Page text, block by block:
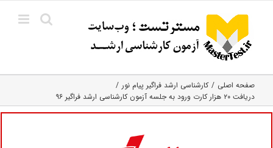
content
صفحه اصلی
کارشناسی ارشد فراگیر پیام نور
دریافت ۲۰ هزار کارت ورود به جلسه آزمون کارشناسی ارشد فراگیر ۹۶